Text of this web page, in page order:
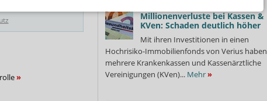
Millionenverluste bei Kassen &
KVen: Schaden deutlich höher
Mit ihren Investitionen in einen
Hochrisiko-Immobilienfonds von Verius haben
mehrere Krankenkassen und Kassenärztliche
Vereinigungen (KVen)... Mehr»